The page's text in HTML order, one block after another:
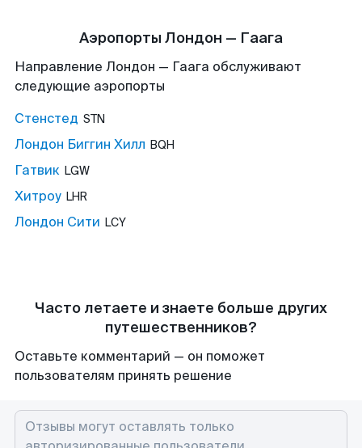
Аэропорты Лондон — Гаага
Направление Лондон — Гаага обслуживают
следующие аэропорты
Стенстед STN
Лондон Биггин Хилл BQH
Гатвик LGW
Хитроу LHR
Лондон Сити LCY
Часто летаете и знаете больше других
путешественников?
Оставьте комментарий — он поможет
пользователям принять решение